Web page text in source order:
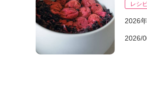
レシ
2026
2026/